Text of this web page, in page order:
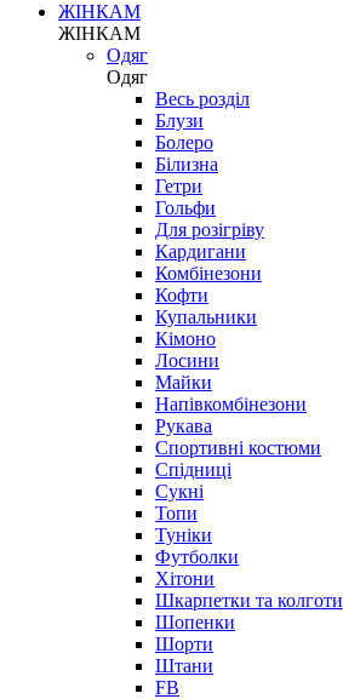
ЖІНКАМ
ЖІНКАМ
Одяг
Одяг
Весь розділ
Блузи
Болеро
Білизна
Гетри
Гольфи
Для розігріву
Кардигани
Комбінезони
Кофти
Купальники
Кімоно
Лосини
Майки
Напівкомбінезони
Рукава
Спортивні костюми
Спідниці
Сукні
Топи
Туніки
Футболки
Хітони
Шкарпетки та колготи
Шопенки
Шорти
Штани
FB